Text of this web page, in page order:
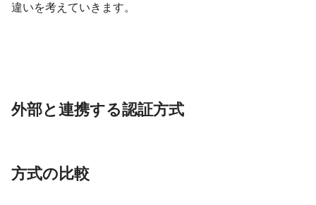
違いを考えていきます。
外部と連携する認証方式
方式の比較